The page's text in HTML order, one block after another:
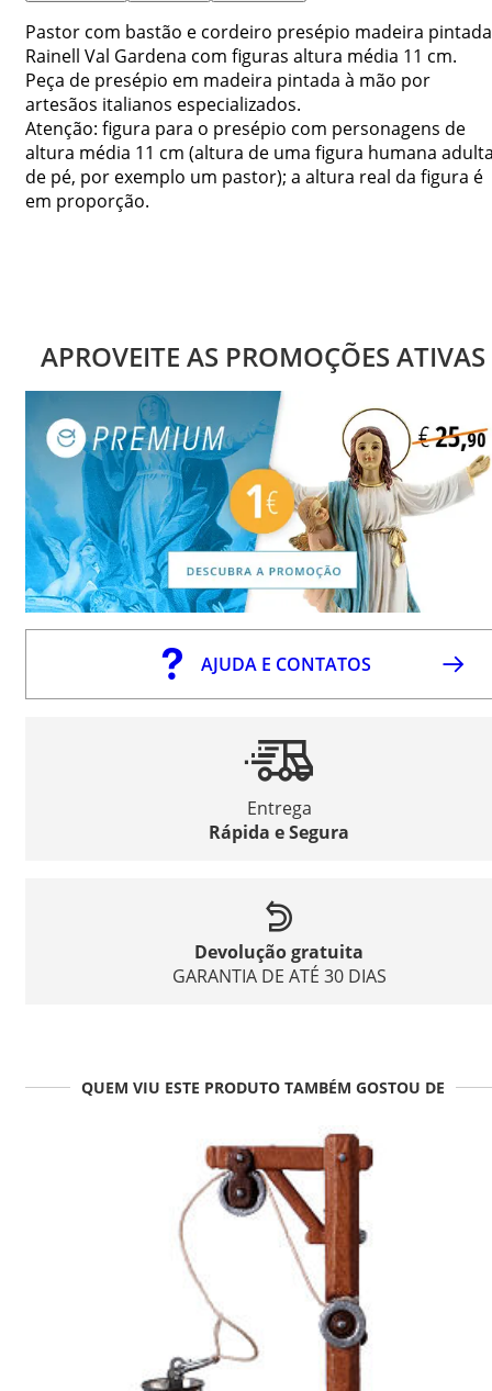
Pastor com bastão e cordeiro presépio madeira pintada
Rainell Val Gardena com figuras altura média 11 cm.
Peça de presépio em madeira pintada à mão por
artesãos italianos especializados.
Atenção: figura para o presépio com personagens de
altura média 11 cm (altura de uma figura humana
de pé, por exemplo um pastor); a altura real da figura é
em proporção.
APROVEITE AS PROMOÇÕES ATIVAS
AJUDA E CONTATOS
Entrega
Rápida e Segura
Devolução gratuita
GARANTIA DE ATÉ 30 DIAS
QUEM VIU ESTE PRODUTO TAMBÉM GOSTOU DE